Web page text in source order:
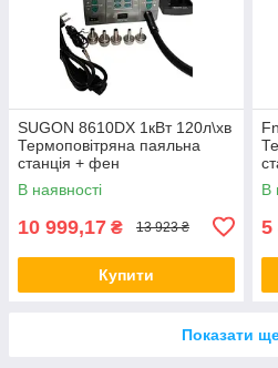
SUGON 8610DX 1кВт 120л\хв
Термоповітряна паяльна
станція + фен
В наявності
10 999,17 ₴ 13 923 ₴
Купити
В
5
Показати